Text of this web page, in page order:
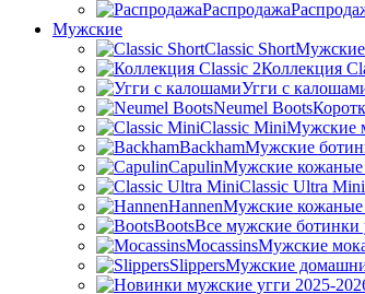
Распродажа
Мужские
Classic ShortМужские
Коллекция
Угги с
Neumel Boots
Classic MiniМужские
BackhamМужские
CapulinМужские кожаные
Classic Ultra Mini
HannenМужские кожаные
BootsВсе мужские ботинки
MocassinsМужские
SlippersМужские